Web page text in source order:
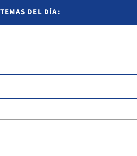
TEMAS DEL DÍA: